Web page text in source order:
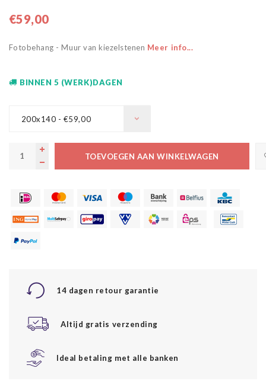
€59,00
Fotobehang - Muur van kiezelstenen Meer info...
BINNEN 5 (WERK)DAGEN
200x140 - €59,00
TOEVOEGEN AAN WINKELWAGEN
14 dagen retour garantie
Altijd gratis verzending
Ideal betaling met alle banken